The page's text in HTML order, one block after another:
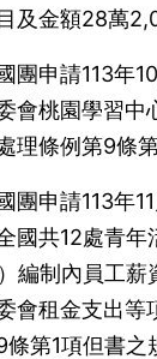
及金額28萬
團申請113年
會桃園學習
理條例第9條
申請113年
國共12處青
編制內員工薪
會租金支出
第1項但書